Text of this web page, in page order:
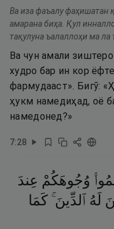
Ва иза фаъалу фаҳишатан
амарана биҳа. Қул
тақулуна ъалаллоҳи ма ла
Ва чун амали
худро бар ин кор
фармудааст». Бигӯ:
ҳукм намедиҳад, оё
намедонед?»
7:28
وُجُوهَكُمْ عِندَ
لَهُ ٱلدِّينَ ۚ كَمَا